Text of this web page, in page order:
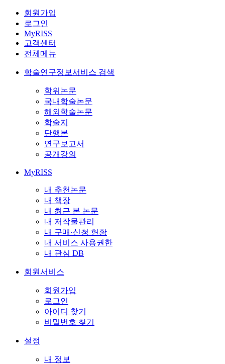
회원가입
로그인
MyRISS
고객센터
전체메뉴
학술연구정보서비스 검색
학위논문
국내학술논문
해외학술논문
학술지
단행본
연구보고서
공개강의
MyRISS
내 추천논문
내 책장
내 최근 본 논문
내 저작물관리
내 구매·신청 현황
내 서비스 사용권한
내 관심 DB
회원서비스
회원가입
로그인
아이디 찾기
비밀번호 찾기
설정
내 정보